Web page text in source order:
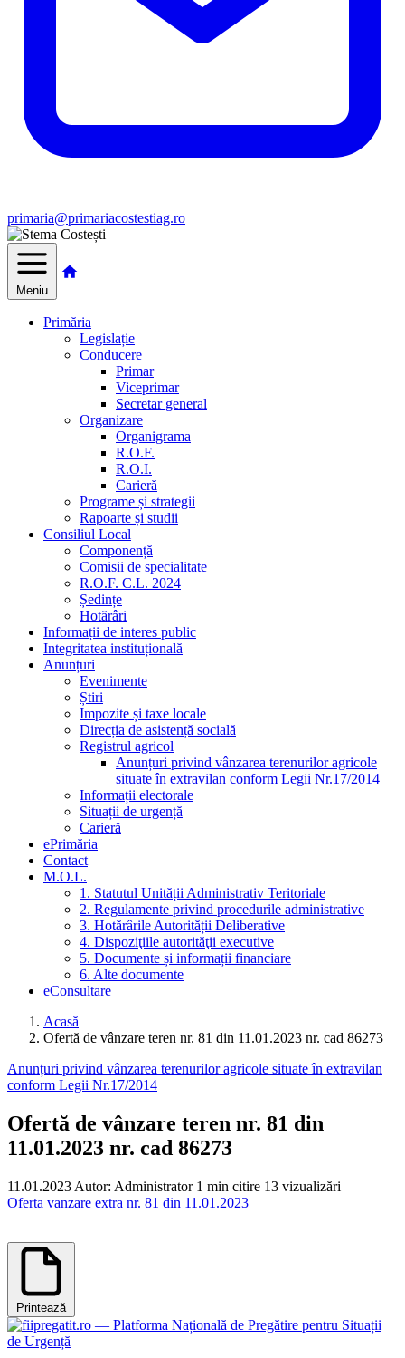
primaria@primariacostestiag.ro
Meniu
Primăria
Legislație
Conducere
Primar
Viceprimar
Secretar general
Organizare
Organigrama
R.O.F.
R.O.I.
Carieră
Programe și strategii
Rapoarte și studii
Consiliul Local
Componență
Comisii de specialitate
R.O.F. C.L. 2024
Ședințe
Hotărâri
Informații de interes public
Integritatea instituțională
Anunțuri
Evenimente
Știri
Impozite și taxe locale
Direcția de asistență socială
Registrul agricol
Anunțuri privind vânzarea terenurilor agricole
situate în extravilan conform Legii Nr.17/2014
Informații electorale
Situații de urgență
Carieră
ePrimăria
Contact
M.O.L.
1. Statutul Unității Administrativ Teritoriale
2. Regulamente privind procedurile administrative
3. Hotărârile Autorității Deliberative
4. Dispoziţiile autorităţii executive
5. Documente și informații financiare
6. Alte documente
eConsultare
Acasă
Ofertă de vânzare teren nr. 81 din 11.01.2023 nr. cad 86273
Anunțuri privind vânzarea terenurilor agricole situate în extravilan
conform Legii Nr.17/2014
Ofertă de vânzare teren nr. 81 din
11.01.2023 nr. cad 86273
11.01.2023 Autor: Administrator 1 min citire 13 vizualizări
Oferta vanzare extra nr. 81 din 11.01.2023
Printează